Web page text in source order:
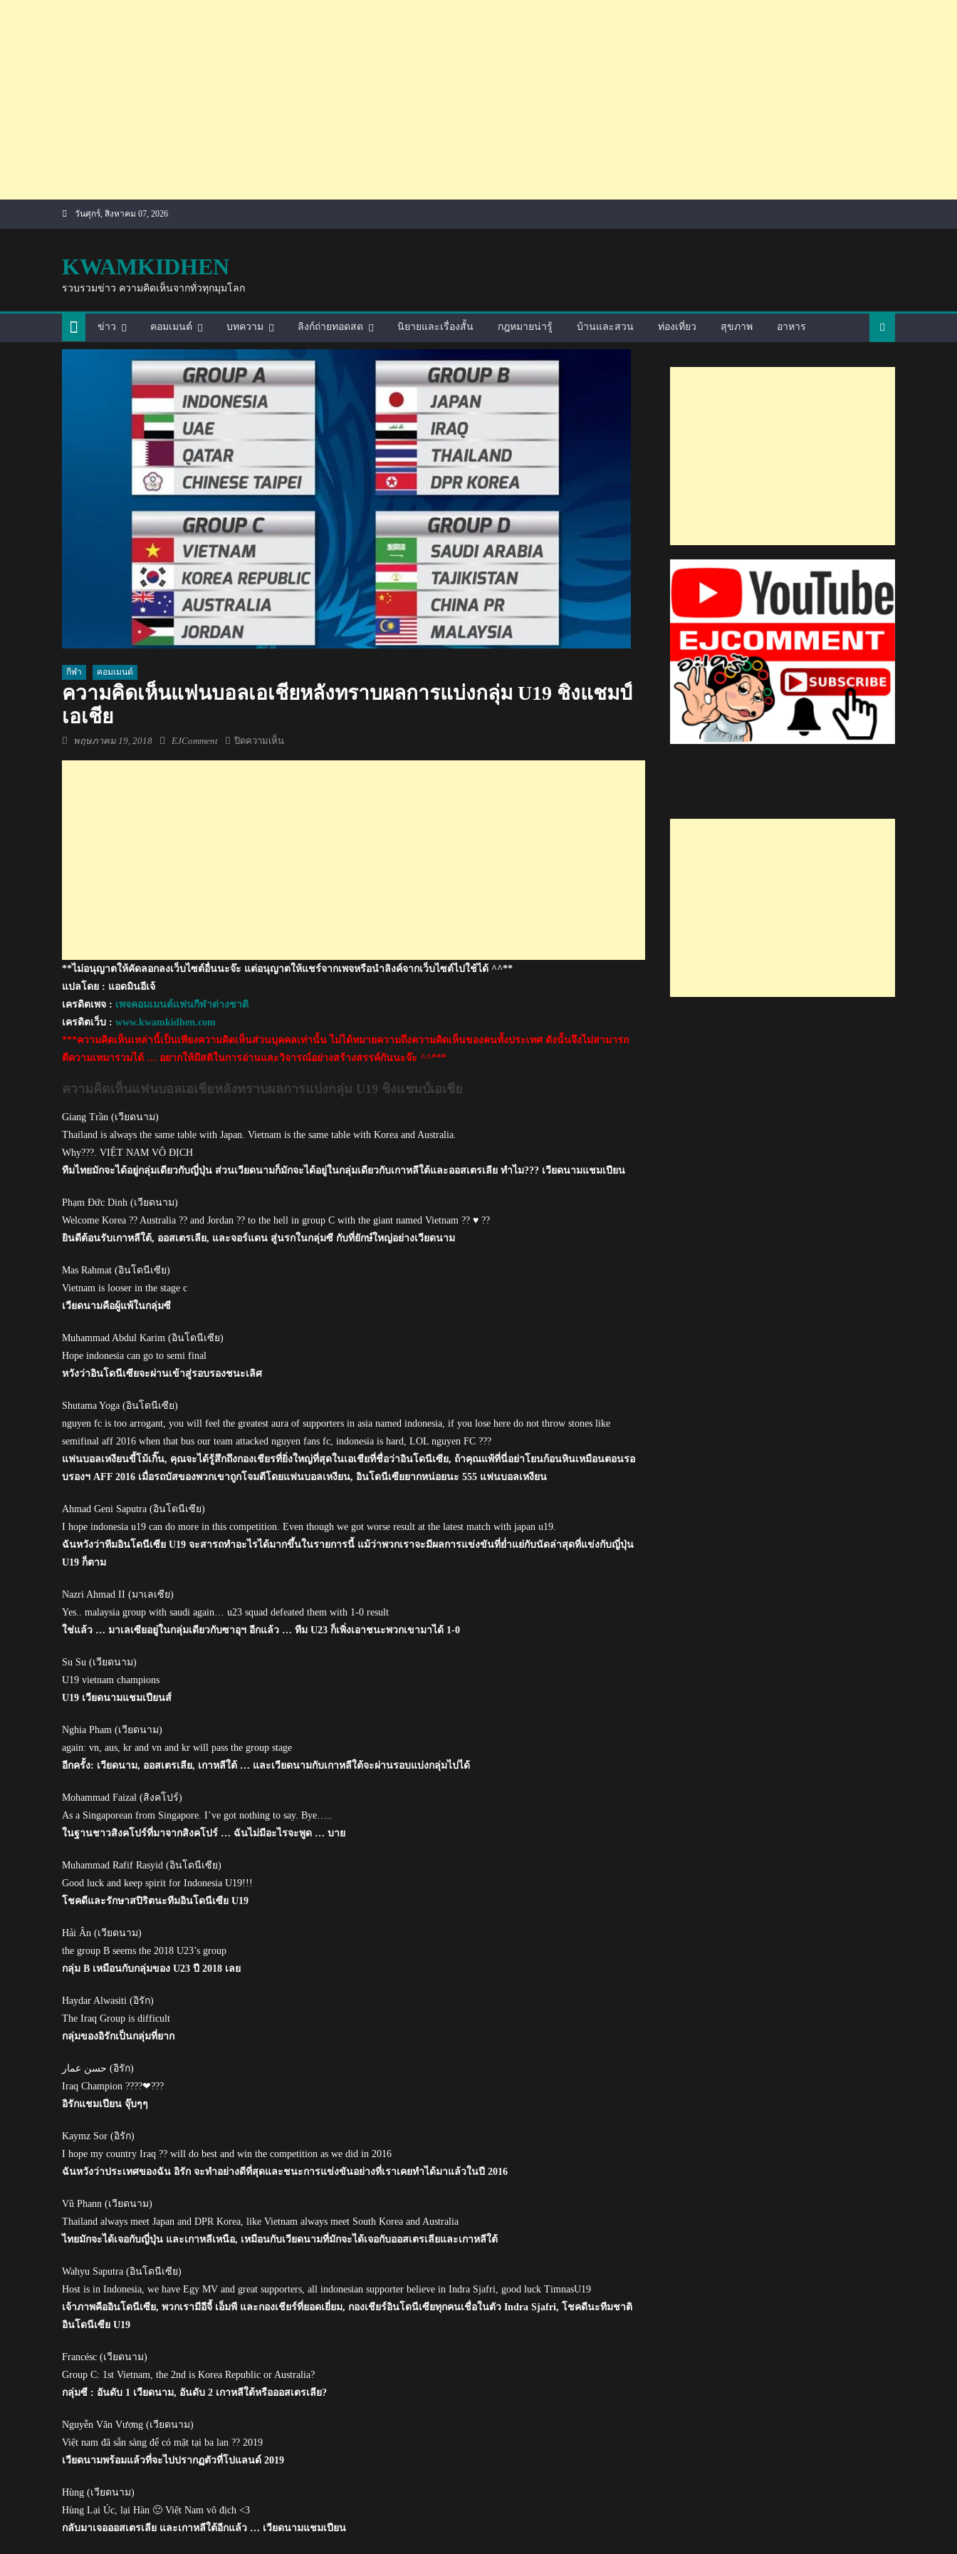
วันศุกร์, สิงหาคม 07, 2026
KWAMKIDHEN
รวบรวมข่าว ความคิดเห็นจากทั่วทุกมุมโลก
ข่าว คอมเมนต์ บทความ ลิงก์ถ่ายทอดสด นิยายและเรื่องสั้น กฎหมายน่ารู้ บ้านและสวน ท่องเที่ยว สุขภาพ อาหาร
กีฬา คอมเมนต์
ความคิดเห็นแฟนบอลเอเชียหลังทราบผลการแบ่งกลุ่ม U19 ชิงแชมป์
เอเชีย
Posted
พฤษภาคม 19, 2018 Author
EJComment ปิดความเห็น
ชิง
**ไม่อนุญาตให้คัดลอกลงเว็บไซต์อื่นนะจ๊ะ แต่อนุญาตให้แชร์จากเพจหรือนำลิงค์จากเว็บไซต์ไปใช้ได้ ^^**
แปลโดย : แอดมินอีเจ้
เครดิตเพจ : เพจคอมเมนต์แฟนกีฬาต่างชาติ
เครดิตเว็บ : www.kwamkidhen.com
***ความคิดเห็นเหล่านี้เป็นเพียงความคิดเห็นส่วนบุคคลเท่านั้น ไม่ได้หมายความถึงความคิดเห็นของคนทั้งประเทศ ดังนั้นจึงไม่สามารถ
ตีความเหมารวมได้ … อยากให้มีสติในการอ่านและวิจารณ์อย่างสร้างสรรค์กันนะจ๊ะ ^^***
ความคิดเห็นแฟนบอลเอเชียหลังทราบผลการแบ่งกลุ่ม U19 ชิงแชมป์เอเชีย
Giang Trần (เวียดนาม)
Thailand is always the same table with Japan. Vietnam is the same table with Korea and Australia.
Why???. VIỆT NAM VÔ ĐỊCH
ทีมไทยมักจะได้อยู่กลุ่มเดียวกับญี่ปุ่น ส่วนเวียดนามก็มักจะได้อยู่ในกลุ่มเดียวกับเกาหลีใต้และออสเตรเลีย ทำไม??? เวียดนามแชมเปียน
Phạm Đức Dinh (เวียดนาม)
Welcome Korea ?? Australia ?? and Jordan ?? to the hell in group C with the giant named Vietnam ?? ♥ ??
ยินดีต้อนรับเกาหลีใต้, ออสเตรเลีย, และจอร์แดน สู่นรกในกลุ่มซี กับที่ยักษ์ใหญ่อย่างเวียดนาม
Mas Rahmat (อินโดนีเซีย)
Vietnam is looser in the stage c
เวียดนามคือผู้แพ้ในกลุ่มซี
Muhammad Abdul Karim (อินโดนีเซีย)
Hope indonesia can go to semi final
หวังว่าอินโดนีเซียจะผ่านเข้าสู่รอบรองชนะเลิศ
Shutama Yoga (อินโดนีเซีย)
nguyen fc is too arrogant, you will feel the greatest aura of supporters in asia named indonesia, if you lose here do not throw stones like
semifinal aff 2016 when that bus our team attacked nguyen fans fc, indonesia is hard, LOL nguyen FC ???
แฟนบอลเหงียนขี้โม้เกิ๊น, คุณจะได้รู้สึกถึงกองเชียรที่ยิ่งใหญ่ที่สุดในเอเชียที่ชื่อว่าอินโดนีเซีย, ถ้าคุณแพ้ที่นี่อย่าโยนก้อนหินเหมือนตอนรอ
บรองฯ AFF 2016 เมื่อรถบัสของพวกเขาถูกโจมตีโดยแฟนบอลเหงียน, อินโดนีเซียยากหน่อยนะ 555 แฟนบอลเหงียน
Ahmad Geni Saputra (อินโดนีเซีย)
I hope indonesia u19 can do more in this competition. Even though we got worse result at the latest match with japan u19.
ฉันหวังว่าทีมอินโดนีเซีย U19 จะสารถทำอะไรได้มากขึ้นในรายการนี้ แม้ว่าพวกเราจะมีผลการแข่งขันที่ย่ำแย่กับนัดล่าสุดที่แข่งกับญี่ปุ่น
U19 ก็ตาม
Nazri Ahmad II (มาเลเซีย)
Yes.. malaysia group with saudi again… u23 squad defeated them with 1-0 result
ใช่แล้ว … มาเลเซียอยู่ในกลุ่มเดียวกับซาอุฯ อีกแล้ว … ทีม U23 ก็เพิ่งเอาชนะพวกเขามาได้ 1-0
Su Su (เวียดนาม)
U19 vietnam champions
U19 เวียดนามแชมเปียนส์
Nghia Pham (เวียดนาม)
again: vn, aus, kr and vn and kr will pass the group stage
อีกครั้ง: เวียดนาม, ออสเตรเลีย, เกาหลีใต้ … และเวียดนามกับเกาหลีใต้จะผ่านรอบแบ่งกลุ่มไปได้
Mohammad Faizal (สิงคโปร์)
As a Singaporean from Singapore. I’ve got nothing to say. Bye…..
ในฐานชาวสิงคโปร์ที่มาจากสิงคโปร์ … ฉันไม่มีอะไรจะพูด … บาย
Muhammad Rafif Rasyid (อินโดนีเซีย)
Good luck and keep spirit for Indonesia U19!!!
โชคดีและรักษาสปิริตนะทีมอินโดนีเซีย U19
Hải Ân (เวียดนาม)
the group B seems the 2018 U23’s group
กลุ่ม B เหมือนกับกลุ่มของ U23 ปี 2018 เลย
Haydar Alwasiti (อิรัก)
The Iraq Group is difficult
กลุ่มของอิรักเป็นกลุ่มที่ยาก
حسن عمار (อิรัก)
Iraq Champion ⁦??⁩⁦??⁩⁦❤⁩⁦??⁩?
อิรักแชมเปียน จุ๊บๆๆ
Kaymz Sor (อิรัก)
I hope my country Iraq ?? will do best and win the competition as we did in 2016
ฉันหวังว่าประเทศของฉัน อิรัก จะทำอย่างดีที่สุดและชนะการแข่งขันอย่างที่เราเคยทำได้มาแล้วในปี 2016
Vũ Phann (เวียดนาม)
Thailand always meet Japan and DPR Korea, like Vietnam always meet South Korea and Australia
ไทยมักจะได้เจอกับญี่ปุ่น และเกาหลีเหนือ, เหมือนกับเวียดนามที่มักจะได้เจอกับออสเตรเลียและเกาหลีใต้
Wahyu Saputra (อินโดนีเซีย)
Host is in Indonesia, we have Egy MV and great supporters, all indonesian supporter believe in Indra Sjafri, good luck TimnasU19
เจ้าภาพคืออินโดนีเซีย, พวกเรามีอีจี้ เอ็มพี และกองเชียร์ที่ยอดเยี่ยม, กองเชียร์อินโดนีเซียทุกคนเชื่อในตัว Indra Sjafri, โชคดีนะทีมชาติ
อินโดนีเซีย U19
Francésc (เวียดนาม)
Group C: 1st Vietnam, the 2nd is Korea Republic or Australia?
กลุ่มซี : อันดับ 1 เวียดนาม, อันดับ 2 เกาหลีใต้หรือออสเตรเลีย?
Nguyễn Văn Vượng (เวียดนาม)
Việt nam đã sẵn sàng để có mặt tại ba lan ?? 2019
เวียดนามพร้อมแล้วที่จะไปปรากฏตัวที่โปแลนด์ 2019
Hùng (เวียดนาม)
Hùng Lại Úc, lại Hàn 🙂 Việt Nam vô địch <3
กลับมาเจอออสเตรเลีย และเกาหลีใต้อีกแล้ว … เวียดนามแชมเปียน